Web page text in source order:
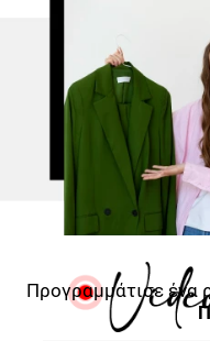
Προγραμμάτισε ένα